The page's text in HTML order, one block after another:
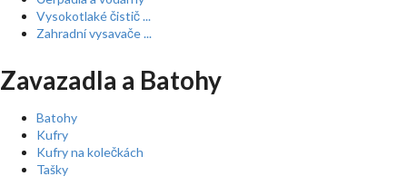
Vysokotlaké čistič ...
Zahradní vysavače ...
Zavazadla a Batohy
Batohy
Kufry
Kufry na kolečkách
Tašky